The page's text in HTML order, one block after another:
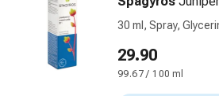
Reinigung
Reinigungs-
Accessoires
Kosmetiktücher
30 ml, Spray,
29.90
99.67 / 100 ml